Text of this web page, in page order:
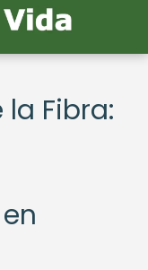
Fibra: